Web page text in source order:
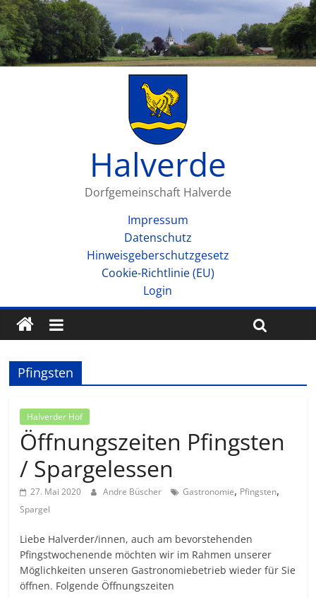
Halverde
Dorfgemeinschaft Halverde
Impressum
Datenschutz
Hinweisgeberschutzgesetz
Cookie-Richtlinie (EU)
Login
Pfingsten
Halverder Hof
Öffnungszeiten Pfingsten
/ Spargelessen
27. Mai 2020 Andre Büscher Gastronomie, Pfingsten,
Spargel
Liebe Halverder/innen, auch am bevorstehenden
Pfingstwochenende möchten wir im Rahmen unserer
Möglichkeiten unseren Gastronomiebetrieb wieder für Sie
öffnen. Folgende Öffnungszeiten